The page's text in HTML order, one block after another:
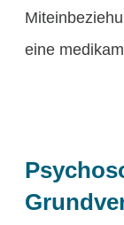
eine